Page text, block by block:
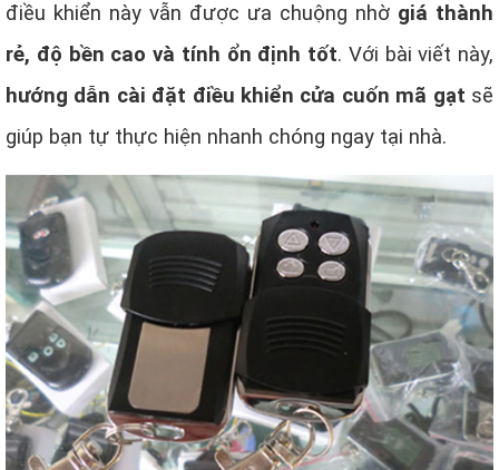
điều khiển này vẫn được ưa chuộng nhờ giá thành
rẻ, độ bền cao và tính ổn định tốt. Với bài viết này,
hướng dẫn cài đặt điều khiển cửa cuốn mã gạt sẽ
giúp bạn tự thực hiện nhanh chóng ngay tại nhà.